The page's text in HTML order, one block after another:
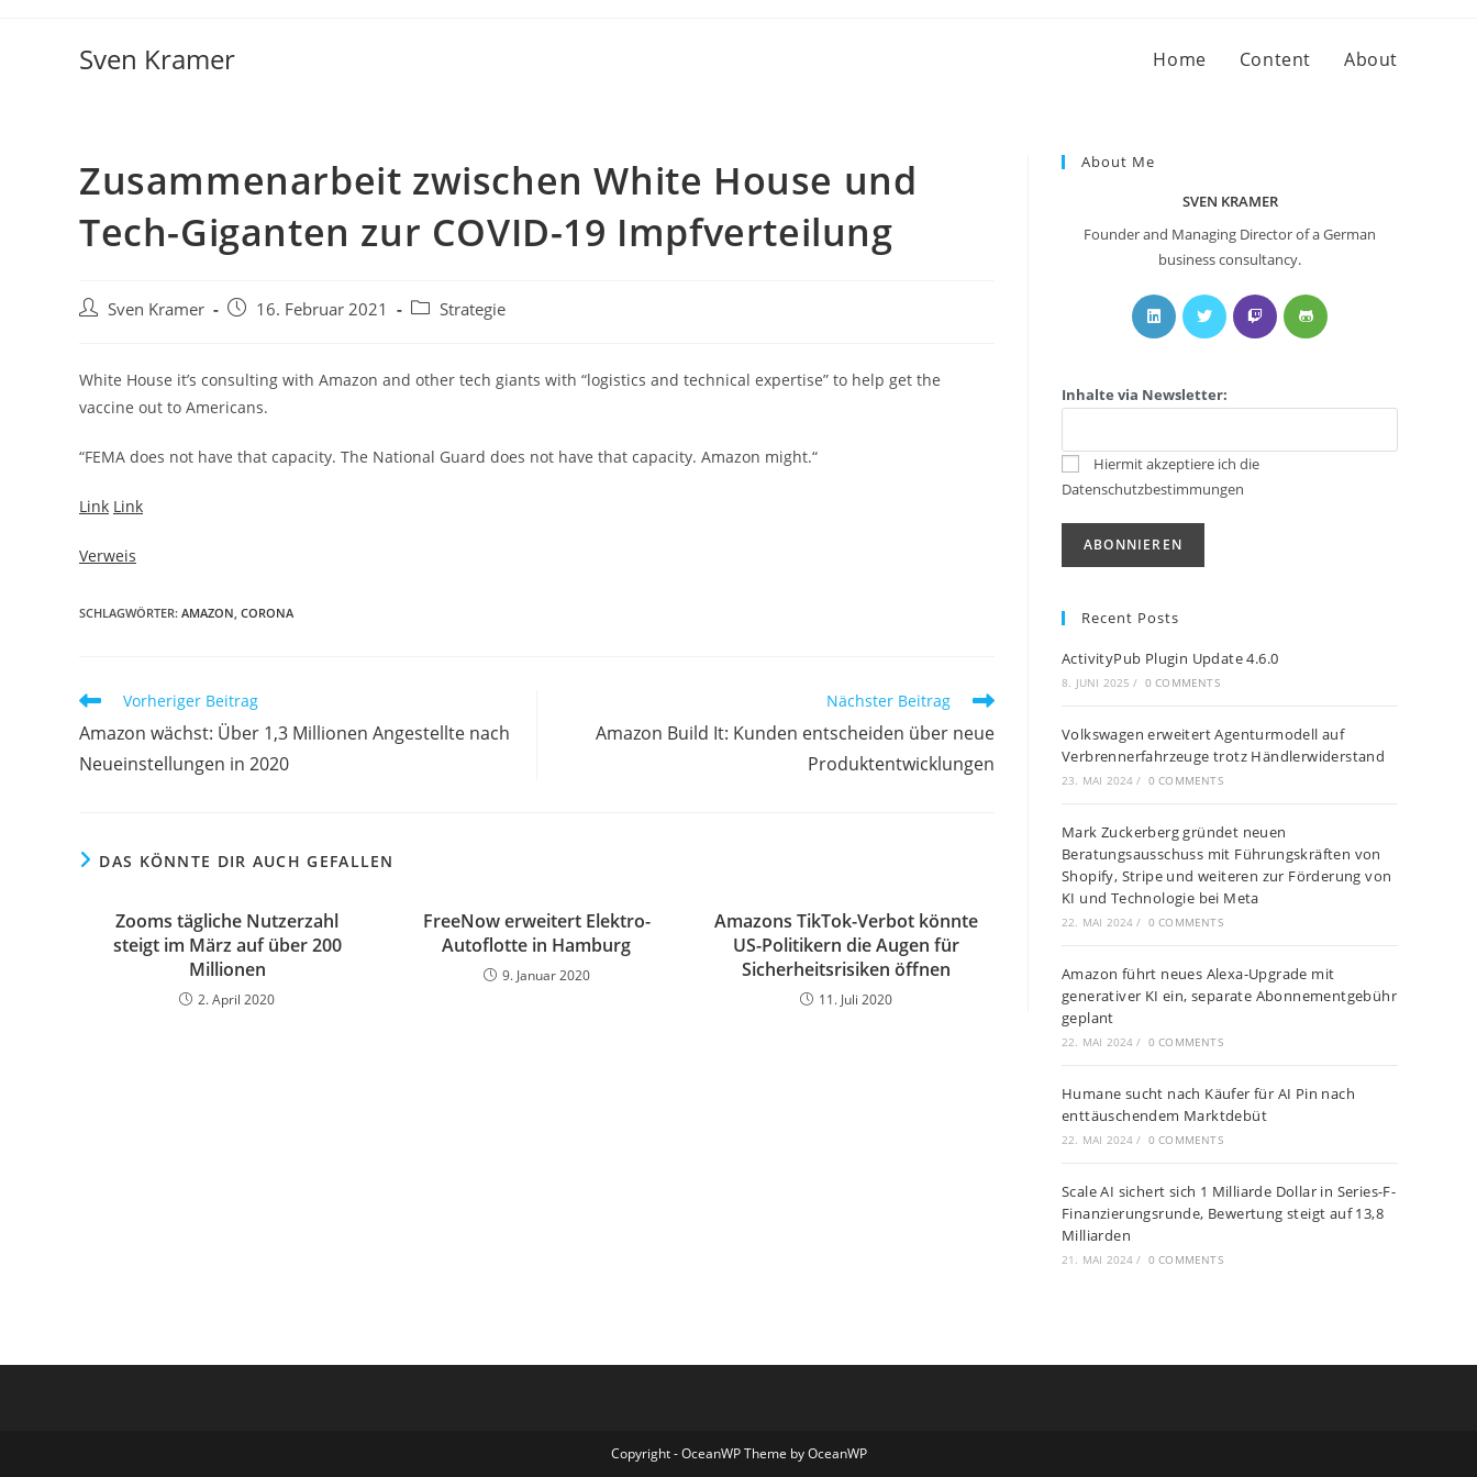
Sven Kramer Home Content About
Zusammenarbeit zwischen White House und
Tech-Giganten zur COVID-19 Impfverteilung
Sven Kramer 16. Februar 2021 Strategie
White House it’s consulting with Amazon and other tech giants with “logistics and technical expertise” to help get the
vaccine out to Americans.
“FEMA does not have that capacity. The National Guard does not have that capacity. Amazon might.“
Link Link
Verweis
SCHLAGWÖRTER: AMAZON, CORONA
Vorheriger Beitrag
Amazon wächst: Über 1,3 Millionen Angestellte nach
Neueinstellungen in 2020
Nächster Beitrag
Amazon Build It: Kunden entscheiden über neue
Produktentwicklungen
DAS KÖNNTE DIR AUCH GEFALLEN
Zooms tägliche Nutzerzahl
steigt im März auf über 200
Millionen
2. April 2020
FreeNow erweitert Elektro-
Autoflotte in Hamburg
9. Januar 2020
Amazons TikTok-Verbot könnte
US-Politikern die Augen für
Sicherheitsrisiken öffnen
11. Juli 2020
About Me
SVEN KRAMER
Founder and Managing Director of a German
business consultancy.
Inhalte via Newsletter:
Hiermit akzeptiere ich die
Datenschutzbestimmungen
Recent Posts
ActivityPub Plugin Update 4.6.0
8. JUNI 2025 / 0 COMMENTS
Volkswagen erweitert Agenturmodell auf
Verbrennerfahrzeuge trotz Händlerwiderstand
23. MAI 2024 / 0 COMMENTS
Mark Zuckerberg gründet neuen
Beratungsausschuss mit Führungskräften von
Shopify, Stripe und weiteren zur Förderung von
KI und Technologie bei Meta
22. MAI 2024 / 0 COMMENTS
Amazon führt neues Alexa-Upgrade mit
generativer KI ein, separate Abonnementgebühr
geplant
22. MAI 2024 / 0 COMMENTS
Humane sucht nach Käufer für AI Pin nach
enttäuschendem Marktdebüt
22. MAI 2024 / 0 COMMENTS
Scale AI sichert sich 1 Milliarde Dollar in Series-F-
Finanzierungsrunde, Bewertung steigt auf 13,8
Milliarden
21. MAI 2024 / 0 COMMENTS
Copyright - OceanWP Theme by OceanWP